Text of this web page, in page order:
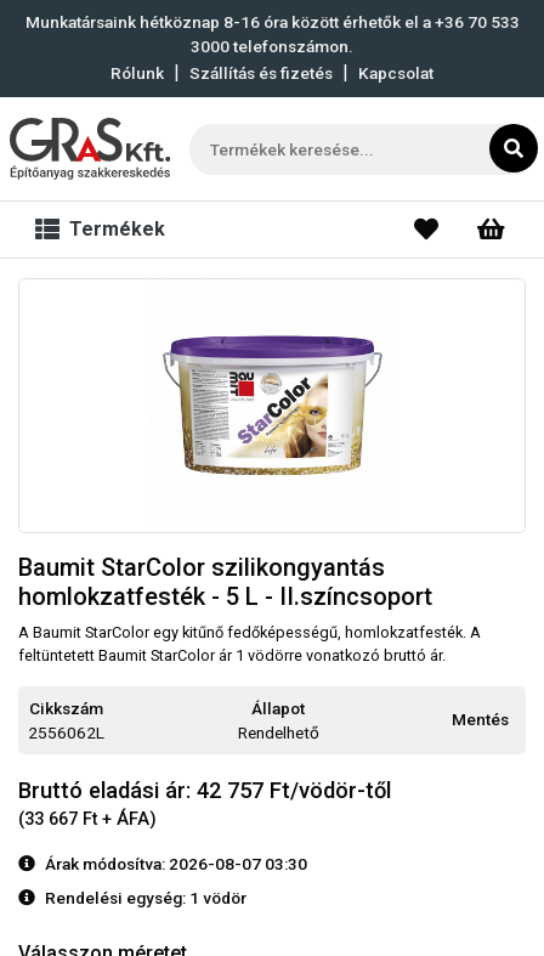
Munkatársaink hétköznap 8-16 óra között érhetők el a+36 70 533
3000telefonszámon.
Rólunk | Szállítás és fizetés | Kapcsolat
Termékek
Baumit StarColor szilikongyantás
homlokzatfesték - 5 L - II.színcsoport
A Baumit StarColor egy kitűnő fedőképességű, homlokzatfesték. A
feltüntetett Baumit StarColor ár 1 vödörre vonatkozó bruttó ár.
Cikkszám
2556062L
Állapot
Rendelhető
Mentés
Bruttó eladási ár: 42 757 Ft/vödör-től
(33 667 Ft + ÁFA)
Árak módosítva: 2026-08-07 03:30
Rendelési egység: 1 vödör